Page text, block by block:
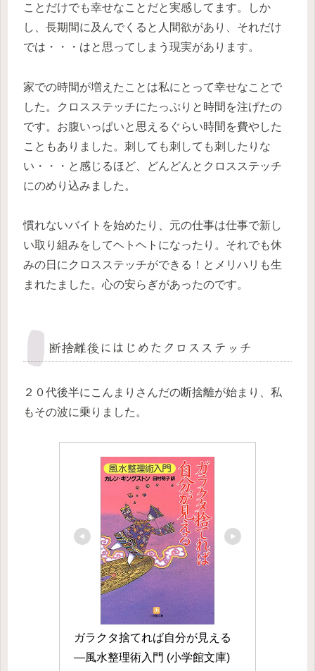
ことだけでも幸せなことだと実感してます。しか
し、長期間に及んでくると人間欲があり、それだけ
では・・・はと思ってしまう現実があります。
家での時間が増えたことは私にとって幸せなことで
した。クロスステッチにたっぷりと時間を注げたの
です。お腹いっぱいと思えるぐらい時間を費やした
こともありました。刺しても刺しても刺したりな
い・・・と感じるほど、どんどんとクロスステッチ
にのめり込みました。
慣れないバイトを始めたり、元の仕事は仕事で新し
い取り組みをしてヘトヘトになったり。それでも休
みの日にクロスステッチができる！とメリハリも生
まれたました。心の安らぎがあったのです。
断捨離後にはじめたクロスステッチ
２０代後半にこんまりさんだの断捨離が始まり、私
もその波に乗りました。
ガラクタ捨てれば自分が見える
―風水整理術入門 (小学館文庫)